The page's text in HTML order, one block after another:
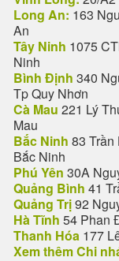
Long An: 163
An
Tây Ninh 1075
Ninh
Bình Định 340
Tp Quy Nhơn
Cà Mau 221 Lý
Mau
Bắc Ninh 83
Bắc Ninh
Phú Yên 30A
Quảng Bình 41
Quảng Trị92
Hà Tĩnh 54 Phan
Thanh Hóa 177
Xem thêm Chi